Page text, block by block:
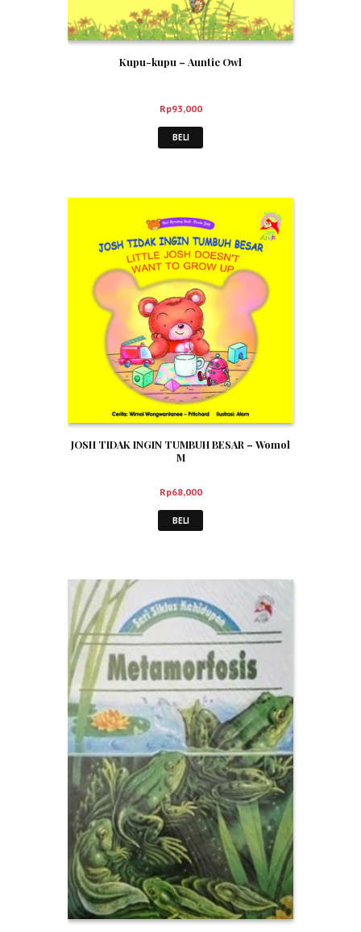
Kupu-kupu – Auntie Owl
Rp93,000
BELI
JOSH TIDAK INGIN TUMBUH BESAR – Womol
M
Rp68,000
BELI